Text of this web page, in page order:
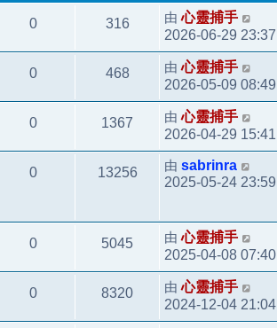
0 316 由心靈捕手
2026-06-29 23:37
0 468 由心靈捕手
2026-05-09 08:49
0 1367 由心靈捕手
2026-04-29 15:41
0 13256 由 sabrinra
2025-05-24 23:59
0 5045 由心靈捕手
2025-04-08 07:40
0 8320 由心靈捕手
2024-12-04 21:04